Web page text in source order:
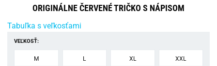
ORIGINÁLNE ČERVENÉ TRIČKO S NÁPISOM
Tabuľka s veľkosťami
VEĽKOSŤ:
M L XL XXL